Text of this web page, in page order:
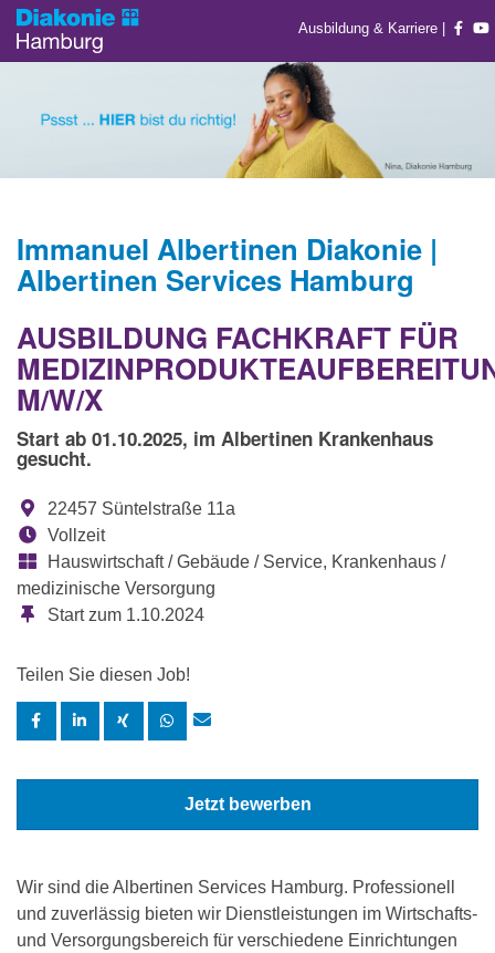
Ausbildung & Karriere |
Immanuel Albertinen Diakonie |
Albertinen Services Hamburg
AUSBILDUNG FACHKRAFT FÜR
M/W/X
Start ab 01.10.2025, im Albertinen Krankenhaus
gesucht.
22457 Süntelstraße 11a
Vollzeit
Hauswirtschaft / Gebäude / Service, Krankenhaus /
medizinische Versorgung
Start zum 1.10.2024
Teilen Sie diesen Job!
Jetzt bewerben
Wir sind die Albertinen Services Hamburg. Professionell
und zuverlässig bieten wir Dienstleistungen im Wirtschafts-
und Versorgungsbereich für verschiedene Einrichtungen